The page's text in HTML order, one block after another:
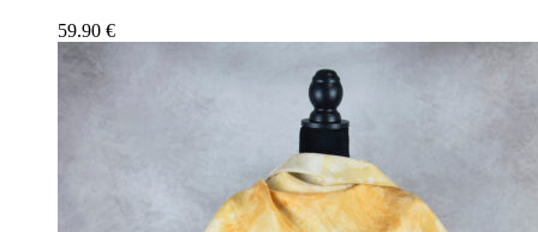
59.90 €